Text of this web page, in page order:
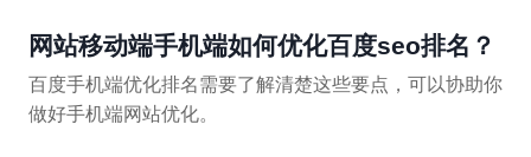
网站移动端手机端如何优化百度seo排名？
百度手机端优化排名需要了解清楚这些要点，可以协助你
做好手机端网站优化。